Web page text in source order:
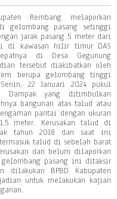
Rembang melaporkan
gelombang pasang setinggi
jarak pasang 5 meter dari
di kawasan hilir timur DAS
di Desa Gegunung
tersebut diakibatkan oleh
berupa gelombang tinggi
22 Januari 2024 pukul
Dampak yang ditimbulkan
bangunan atas talud atau
pantai dengan ukuran
meter. Kerusakan talud di
tahun 2018 dan saat ini
talud di sebelah barat
dan belum dilaporkan
gelombang pasang ini ditaksir
dilakukan BPBD Kabupaten
untuk melakukan kajian